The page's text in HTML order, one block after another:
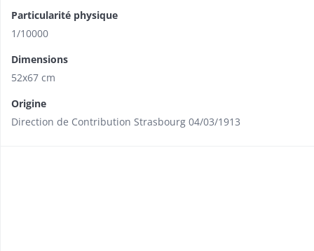
Particularité physique
1/10000
Dimensions
52x67 cm
Origine
Direction de Contribution Strasbourg 04/03/1913